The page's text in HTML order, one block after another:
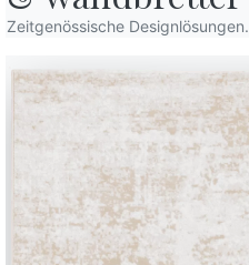
Zeitgenössische Designlösungen.